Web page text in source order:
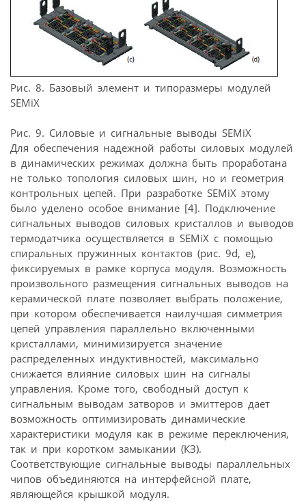
Рис. 8. Базовый элемент и типоразмеры модулей
SEMiX
Рис. 9. Силовые и сигнальные выводы SEMiX
Для обеспечения надежной работы силовых модулей
в динамических режимах должна быть проработана
не только топология силовых шин, но и геометрия
контрольных цепей. При разработке SEMiX этому
было уделено особое внимание [4]. Подключение
сигнальных выводов силовых кристаллов и выводов
термодатчика осуществляется в SEMiX с помощью
спиральных пружинных контактов (рис. 9d, е),
фиксируемых в рамке корпуса модуля. Возможность
произвольного размещения сигнальных выводов на
керамической плате позволяет выбрать положение,
при котором обеспечивается наилучшая симметрия
цепей управления параллельно включенными
кристаллами, минимизируется значение
распределенных индуктивностей, максимально
снижается влияние силовых шин на сигналы
управления. Кроме того, свободный доступ к
сигнальным выводам затворов и эмиттеров дает
возможность оптимизировать динамические
характеристики модуля как в режиме переключения,
так и при коротком замыкании (КЗ).
Соответствующие сигнальные выводы параллельных
чипов объединяются на интерфейсной плате,
являющейся крышкой модуля.